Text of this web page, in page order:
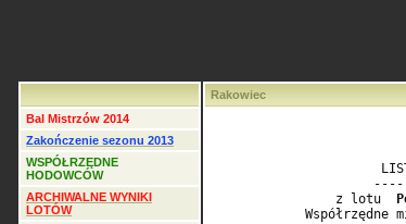
Bal Mistrzów 2014
Zakończenie sezonu 2013
WSPÓŁRZĘDNE
HODOWCÓW
ARCHIWALNE WYNIKI
LOTÓW
Rakowiec
                z lotu